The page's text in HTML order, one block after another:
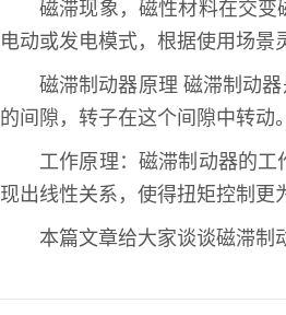
磁滞现象，磁性材料在交
电动或发电模式，根据使用场景
磁滞制动器原理 磁滞制动
的间隙，转子在这个间隙中转动
工作原理：磁滞制动器的
现出线性关系，使得扭矩控制更
本篇文章给大家谈谈磁滞制